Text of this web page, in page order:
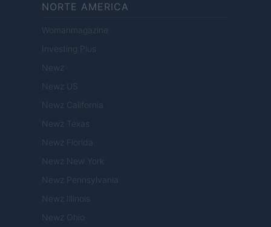
NORTE AMERICA
Womanmagazine
Investing Plus
Newz
Newz US
Newz California
Newz Texas
Newz Florida
Newz New York
Newz Pennsylvania
Newz Illinois
Newz Ohio